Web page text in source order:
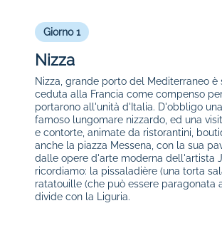
Giorno 1
Nizza
Nizza, grande porto del Mediterraneo
ceduta alla Francia come compenso
portarono all'unità d'Italia. D'obbligo
famoso lungomare nizzardo, ed una
e contorte, animate da ristorantini,
anche la piazza Messena, con la sua
dalle opere d'arte moderna dell'artista
ricordiamo: la pissaladière (una torta
ratatouille (che può essere
divide con la Liguria.